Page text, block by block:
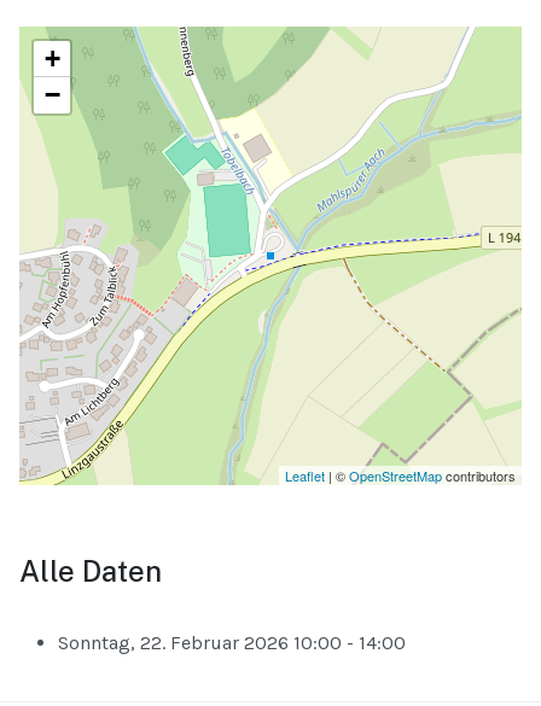
+
−
Leaflet | ©OpenStreetMapcontributors
Alle Daten
Sonntag, 22. Februar 2026 10:00 - 14:00